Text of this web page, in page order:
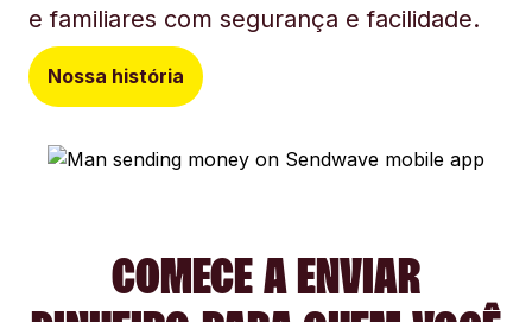
e familiares com segurança e facilidade.
Nossa história
COMECE A ENVIAR